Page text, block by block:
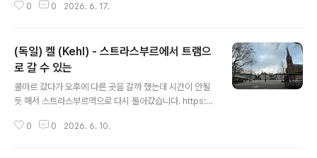
4 가격 : 43 유로 (약 7만 3천원) 프랑스 스트라스부르에
할지 모르겠xcoolcat7.tistory.com 바젤역 스위스 바젤
역입니다. 역이 깨끗합니다.아들은 바젤에 대해 "역시 선진
국"이라고 말했습니다. 트램이 정말 자주 다닙니다.돌아다
니는 차는 별로 없었습니다. 트램을 탈까 했지만, 비싸서 못
탔습니다. 명소 시청으로 가는 길에 팅겔리 분수좀 신기하
지만, 아내와 아들의 ..
0 0 2026. 6. 17.
(독일) 켈 (Kehl) - 스트라스부르에서 트램으
로 갈 수 있는
콜마르 갔다가 오후에 다른 곳을 갈까 했는데 시간이 안될
듯 해서 스트라스부르역으로 다시 돌아갔습니다. https://
르 (Colmar) - 하울의 움직이는 성콜마르Colmar 메종
0 0 2026. 6. 10.